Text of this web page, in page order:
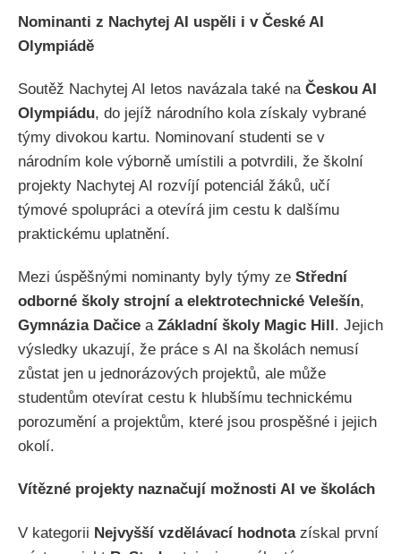
Nominanti z Nachytej AI uspěli i v České AI
Olympiádě
Soutěž Nachytej AI letos navázala také na Českou AI
Olympiádu, do jejíž národního kola získaly vybrané
týmy divokou kartu. Nominovaní studenti se v
národním kole výborně umístili a potvrdili, že školní
projekty Nachytej AI rozvíjí potenciál žáků, učí
týmové spolupráci a otevírá jim cestu k dalšímu
praktickému uplatnění.
Mezi úspěšnými nominanty byly týmy ze Střední
odborné školy strojní a elektrotechnické Velešín,
Gymnázia Dačice a Základní školy Magic Hill . Jejich
výsledky ukazují, že práce s AI na školách nemusí
zůstat jen u jednorázových projektů, ale může
studentům otevírat cestu k hlubšímu technickému
porozumění a projektům, které jsou prospěšné i jejich
okolí.
Vítězné projekty naznačují možnosti AI ve školách
V kategorii Nejvyšší vzdělávací hodnotazískal první